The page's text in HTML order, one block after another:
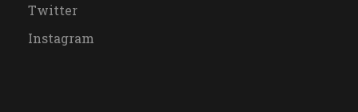
Twitter
Instagram